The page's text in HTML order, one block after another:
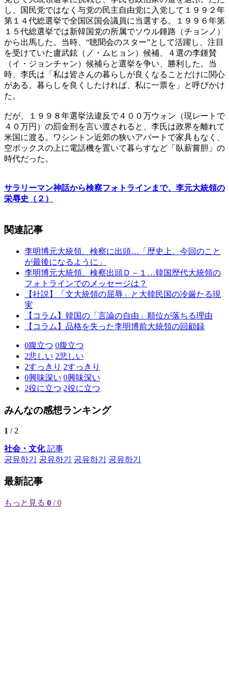
し、国民党ではなく与党の民主自由党に入党して１９９２年
第１４代総選挙で全国区国会議員に当選する。１９９６年第
１５代総選挙では新韓国党の所属でソウル鍾路（チョンノ）
から出馬した。当時、“聴聞会のスター”として活躍し、注目
を受けていた盧武鉉（ノ・ムヒョン）候補、４選の李鍾賛
（イ・ジョンチャン）候補らと選挙を争い、勝利した。当
時、李氏は「私は皆さんの暮らしが良くなることだけに関心
がある。暮らしを良くしたければ、私に一票を」と呼びかけ
た。
だが、１９９８年選挙法違反で４００万ウォン（現レートで
４０万円）の罰金刑を言い渡されると、李氏は政界を離れて
米国に渡る。ワシントン近郊の狭いアパートで家具もなく、
空ボックスの上に電話機を置いて暮らすなど「臥薪嘗胆」の
時代だった。
サラリーマン神話から検察フォトラインまで、李元大統領の
栄辱史（２）
関連記事
李明博元大統領、検察に出頭…「歴史上、今回のこと
が最後になるように」
李明博元大統領、検察出頭Ｄ－１…韓国歴代大統領の
フォトラインでのメッセージは？
【社説】「文大統領の屈辱」と大韓民国の冷厳たる現
実
【コラム】韓国の「言論の自由」順位が落ちる理由
【コラム】品格を失った李明博前大統領の回顧録
0腹立つ 0腹立つ
2悲しい 2悲しい
2すっきり 2すっきり
0興味深い 0興味深い
2役に立つ 2役に立つ
みんなの感想ランキング
1 / 2
社会・文化記事
공유하기
공유하기 공유하기 공유하기
最新記事
もっと見る 0 / 0